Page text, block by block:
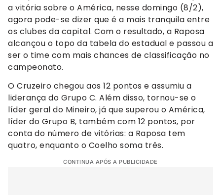
a vitória sobre o América, nesse domingo (8/2),
agora pode-se dizer que é a mais tranquila entre
os clubes da capital. Com o resultado, a Raposa
alcançou o topo da tabela do estadual e passou a
ser o time com mais chances de classificação no
campeonato.
O Cruzeiro chegou aos 12 pontos e assumiu a
liderança do Grupo C. Além disso, tornou-se o
líder geral do Mineiro, já que superou o América,
líder do Grupo B, também com 12 pontos, por
conta do número de vitórias: a Raposa tem
quatro, enquanto o Coelho soma três.
CONTINUA APÓS A PUBLICIDADE